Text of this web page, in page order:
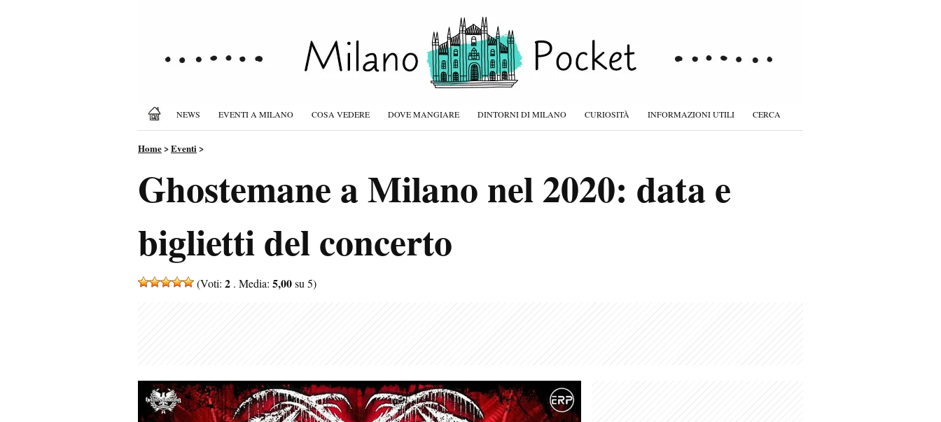
NEWS EVENTI A MILANO COSA VEDERE DOVE MANGIARE DINTORNI DI MILANO CURIOSITÀ INFORMAZIONI UTILI CERCA
Home>Eventi>
Ghostemane a Milano nel 2020: data e
biglietti del concerto
(Voti: 2 . Media: 5,00su 5)